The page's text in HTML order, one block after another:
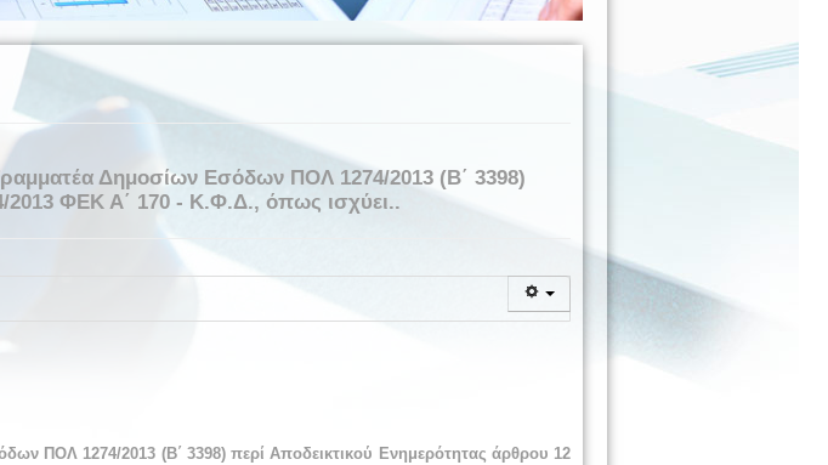
Δημοσίων Εσόδων ΠΟΛ 1274/2013 (Β΄ 3398)
2013 ΦΕΚ Α΄ 170 - Κ.Φ.Δ., όπως ισχύει..
ΠΟΛ 1274/2013 (Β΄ 3398) περί Αποδεικτικού Ενημερότητας άρθρου 12